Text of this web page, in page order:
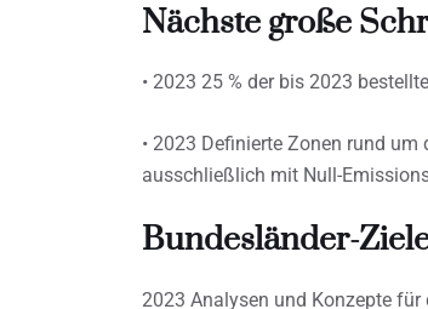
Nächste große
• 2023 25 % der bis 2023
• 2023 Definierte Zonen rund
ausschließlich mit Null-
Bundesländer-
2023 Analysen und Konzepte